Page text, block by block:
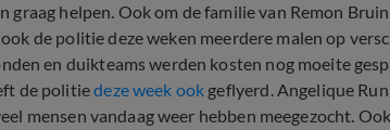
graag helpen. Ook om de familie van Remon
de politie deze weken meerdere malen op
en duikteams werden kosten nog moeite
de politiedeze week ook geflyerd. Angelique
mensen vandaag weer hebben meegezocht.